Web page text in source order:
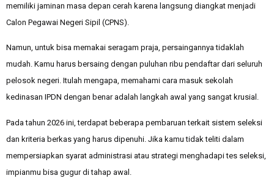
memiliki jaminan masa depan cerah karena langsung diangkat menjadi
Calon Pegawai Negeri Sipil (CPNS).
Namun, untuk bisa memakai seragam praja, persaingannya tidaklah
mudah. Kamu harus bersaing dengan puluhan ribu pendaftar dari seluruh
pelosok negeri. Itulah mengapa, memahami cara masuk sekolah
kedinasan IPDN dengan benar adalah langkah awal yang sangat krusial.
Pada tahun 2026 ini, terdapat beberapa pembaruan terkait sistem seleksi
dan kriteria berkas yang harus dipenuhi. Jika kamu tidak teliti dalam
mempersiapkan syarat administrasi atau strategi menghadapi tes seleksi,
impianmu bisa gugur di tahap awal.